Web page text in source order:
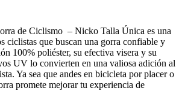
de Ciclismo – Nicko Talla Única es una
ciclistas que buscan una gorra confiable y
100% poliéster, su efectiva visera y su
UV lo convierten en una valiosa adición al
Ya sea que andes en bicicleta por placer o
promete mejorar tu experiencia de